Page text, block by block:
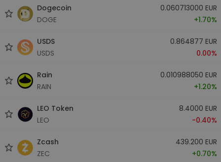
Dogecoin
DOGE
0.060713000 EUR
+1.70%
USDS
USDS
0.864877 EUR
0.00%
Rain
RAIN
0.010988050 EUR
+1.20%
LEO Token
LEO
8.4000 EUR
-0.40%
Zcash
ZEC
439.200 EUR
+0.70%